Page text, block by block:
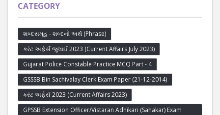
CATEGORY
શબ્દસમૂહ - શબ્દનો અર્થ (Phrase)
કરંટ અફેર્સ જુલાઈ 2023 (Current Affairs July 2023)
Gujarat Police Constable Practice MCQ Part - 4
GSSSB Bin Sachivalay Clerk Exam Paper (21-12-2014)
કરંટ અફેર્સ 2023 (Current Affairs 2023)
GPSSB Extension Officer/Vistaran Adhikari (Sahakar) Exam